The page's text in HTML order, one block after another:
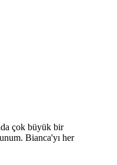
çok büyük bir
Bianca'yı her